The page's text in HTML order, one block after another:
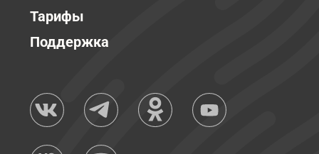
Тарифы
Поддержка